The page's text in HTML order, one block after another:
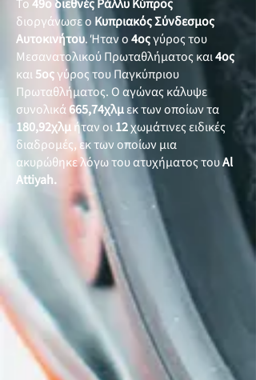
Το49ο διεθνές Ράλλυ Κύπρος
διοργάνωσε ο Κυπριακός Σύνδεσμος
Αυτοκινήτου. Ήταν ο4οςγύρος του
Μεσανατολικού Πρωταθλήματος και4ος
και5οςγύρος του Παγκύπριου
Πρωταθλήματος. Ο αγώνας κάλυψε
συνολικά665,74χλμεκ των οποίων τα
180,92χλμήταν οι12χωμάτινες ειδικές
διαδρομές, εκ των οποίων μια
ακυρώθηκε λόγω του ατυχήματος τουAl
Attiyah.